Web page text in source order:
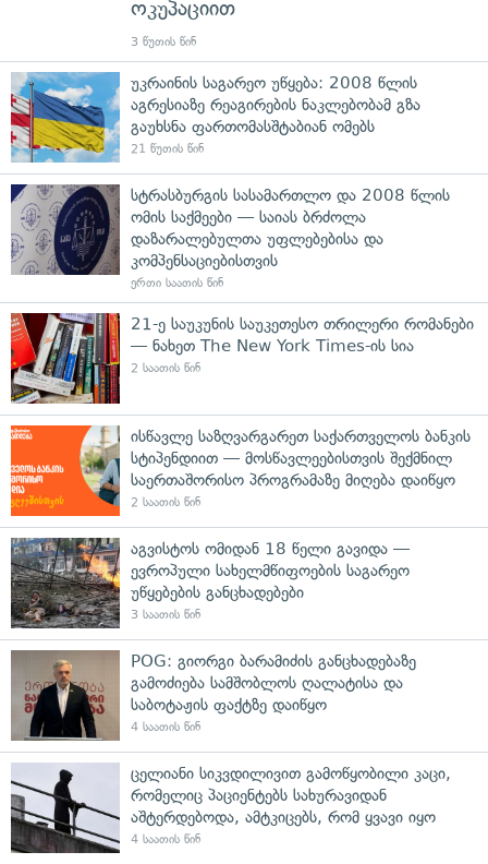
ოკუპაციით
3 წუთის წინ
უკრაინის საგარეო უწყება: 2008 წლის
აგრესიაზე რეაგირების ნაკლებობამ გზა
გაუხსნა ფართომასშტაბიან ომებს
21 წუთის წინ
სტრასბურგის სასამართლო და 2008 წლის
ომის საქმეები — საიას ბრძოლა
დაზარალებულთა უფლებებისა და
კომპენსაციებისთვის
ერთი საათის წინ
21-ე საუკუნის საუკეთესო თრილერი რომანები
— ნახეთ The New York Times-ის სია
2 საათის წინ
ისწავლე საზღვარგარეთ საქართველოს ბანკის
სტიპენდიით — მოსწავლეებისთვის შექმნილ
საერთაშორისო პროგრამაზე მიღება დაიწყო
2 საათის წინ
აგვისტოს ომიდან 18 წელი გავიდა —
ევროპული სახელმწიფოების საგარეო
უწყებების განცხადებები
3 საათის წინ
POG: გიორგი ბარამიძის განცხადებაზე
გამოძიება სამშობლოს ღალატისა და
საბოტაჟის ფაქტზე დაიწყო
4 საათის წინ
ცელიანი სიკვდილივით გამოწყობილი კაცი,
რომელიც პაციენტებს სახურავიდან
აშტერდებოდა, ამტკიცებს, რომ ყვავი იყო
4 საათის წინ